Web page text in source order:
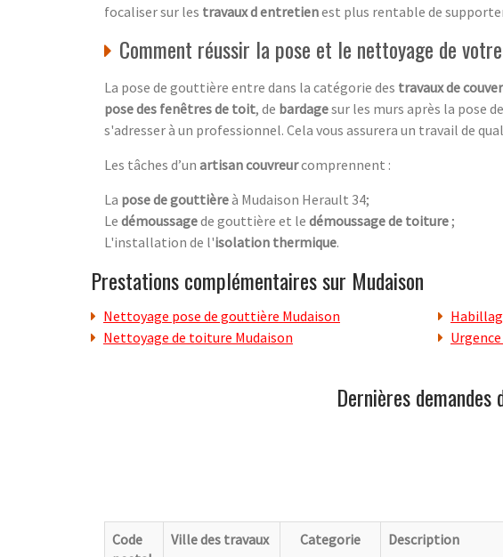
focaliser sur les travaux d entretienest plus rentable de
Comment réussir la pose et le nettoyage de
La pose de gouttière entre dans la catégorie des travaux de
pose des fenêtres de toit, de bardagesur les murs après la pose
s'adresser à un professionnel. Cela vous assurera un travail de
Les tâches d’un artisan couvreurcomprennent :
La pose de gouttièreà Mudaison Herault 34;
Le démoussagede gouttière et le démoussage de toiture ;
L'installation de l'isolation thermique.
Prestations complémentaires sur Mudaison
Nettoyage pose de gouttière Mudaison
Nettoyage de toiture Mudaison
Dernières
Code
Ville des travaux Categorie Description